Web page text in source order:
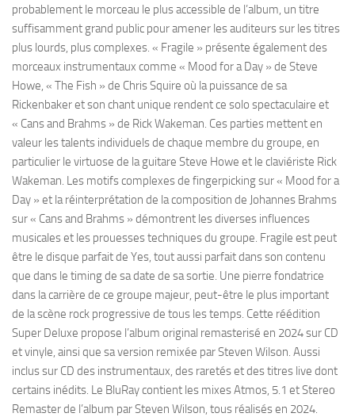
probablement le morceau le plus accessible de l’album, un titre
suffisamment grand public pour amener les auditeurs sur les titres
plus lourds, plus complexes. « Fragile » présente également des
morceaux instrumentaux comme « Mood for a Day » de Steve
Howe, « The Fish » de Chris Squire où la puissance de sa
Rickenbaker et son chant unique rendent ce solo spectaculaire et
« Cans and Brahms » de Rick Wakeman. Ces parties mettent en
valeur les talents individuels de chaque membre du groupe, en
particulier le virtuose de la guitare Steve Howe et le claviériste Rick
Wakeman. Les motifs complexes de fingerpicking sur « Mood for a
Day » et la réinterprétation de la composition de Johannes Brahms
sur « Cans and Brahms » démontrent les diverses influences
musicales et les prouesses techniques du groupe. Fragile est peut
être le disque parfait de Yes, tout aussi parfait dans son contenu
que dans le timing de sa date de sa sortie. Une pierre fondatrice
dans la carrière de ce groupe majeur, peut-être le plus important
de la scène rock progressive de tous les temps. Cette réédition
Super Deluxe propose l’album original remasterisé en 2024 sur CD
et vinyle, ainsi que sa version remixée par Steven Wilson. Aussi
inclus sur CD des instrumentaux, des raretés et des titres live dont
certains inédits. Le BluRay contient les mixes Atmos, 5.1 et Stereo
Remaster de l’album par Steven Wilson, tous réalisés en 2024.